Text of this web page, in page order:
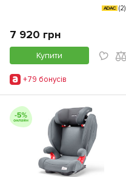
ADAC (2)
7 920 грн
Купити
+79 бонусiв